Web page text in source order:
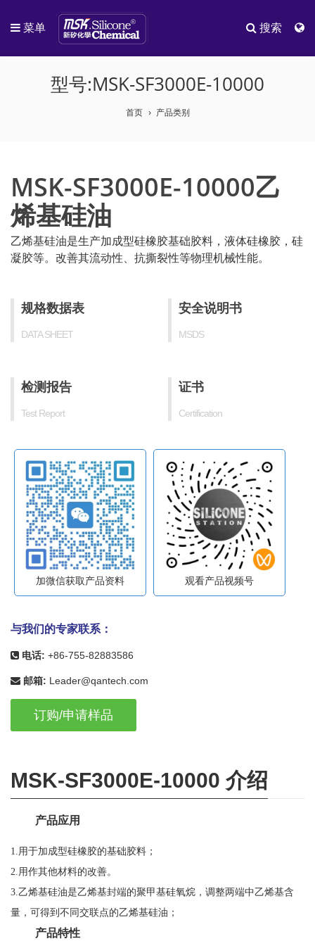
菜单 搜索
型号:MSK-SF3000E-10000
首页 产品类别
MSK-SF3000E-10000乙
烯基硅油
乙烯基硅油是生产加成型硅橡胶基础胶料，液体硅橡胶，硅
凝胶等。改善其流动性、抗撕裂性等物理机械性能。
规格数据表
DATA SHEET
安全说明书
MSDS
检测报告
Test Report
证书
Certification
加微信获取产品资料 观看产品视频号
与我们的专家联系：
电话: +86-755-82883586
邮箱: Leader@qantech.com
订购/申请样品
MSK-SF3000E-10000 介绍
产品应用
1.用于加成型硅橡胶的基础胶料；
2.用作其他材料的改善。
3.乙烯基硅油是乙烯基封端的聚甲基硅氧烷，调整两端中乙烯基含
量，可得到不同交联点的乙烯基硅油；
产品特性